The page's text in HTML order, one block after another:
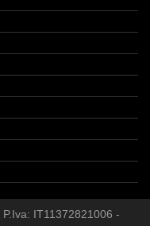
IT11372821006 -